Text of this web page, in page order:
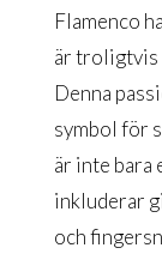
Flamenco
är troligtvis
Denna
symbol för
är inte bara
inkluderar
och